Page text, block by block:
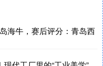
海牛，赛后评分：青岛西